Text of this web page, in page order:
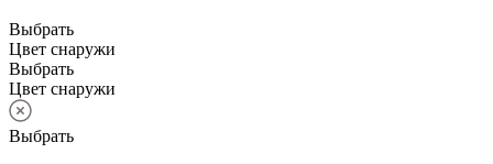
Выбрать
Цвет снаружи
Выбрать
Цвет снаружи
Выбрать